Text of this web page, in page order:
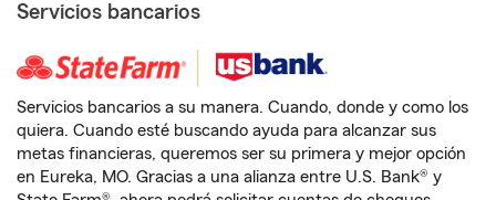
Servicios bancarios
Servicios bancarios a su manera. Cuando, donde y como los
quiera. Cuando esté buscando ayuda para alcanzar sus
metas financieras, queremos ser su primera y mejor opción
en Eureka, MO. Gracias a una alianza entre U.S. Bank® y